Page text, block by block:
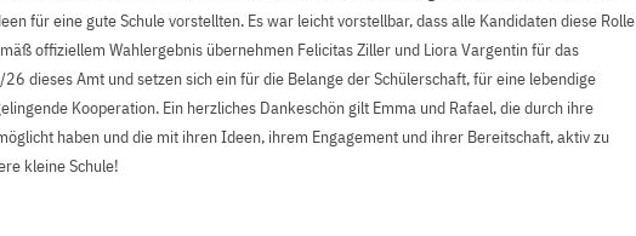
für eine gute Schule vorstellten. Es war leicht vorstellbar, dass alle Kandidaten diese Rolle
offiziellem Wahlergebnis übernehmen Felicitas Ziller und Liora Vargentin für das
dieses Amt und setzen sich ein für die Belange der Schülerschaft, für eine lebendige
Kooperation. Ein herzliches Dankeschön gilt Emma und Rafael, die durch ihre
haben und die mit ihren Ideen, ihrem Engagement und ihrer Bereitschaft, aktiv zu
kleine Schule!